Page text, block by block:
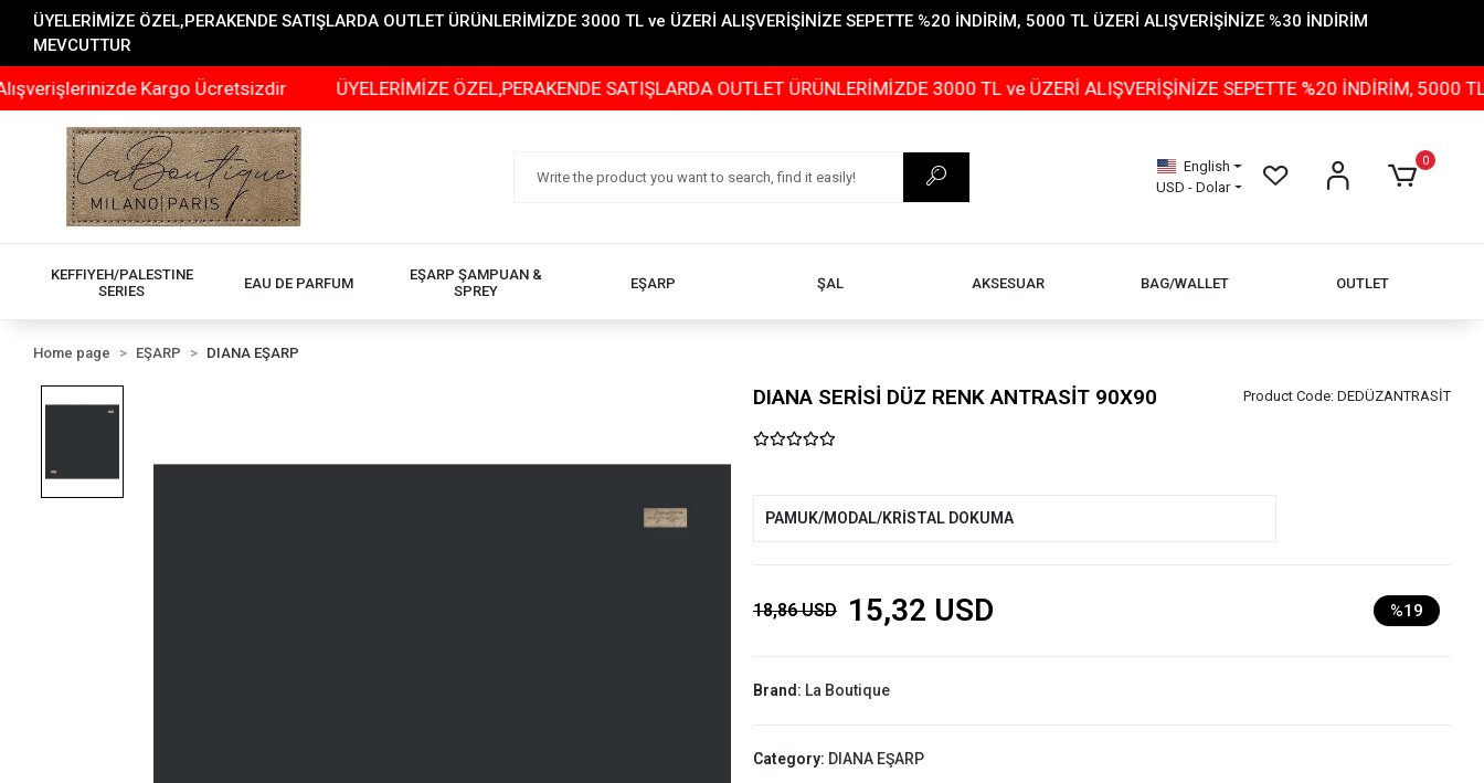
ÜYELERİMİZE ÖZEL,PERAKENDE SATIŞLARDA OUTLET ÜRÜNLERİMİZDE 3000 TL ve ÜZERİ ALIŞVERİŞİNİZE SEPETTE %20 İNDİRİM, 5000 TL ÜZERİ ALIŞVERİŞİNİZE %30 İNDİRİM
MEVCUTTUR
Kargo Ücretsizdir ÜYELERİMİZE ÖZEL,PERAKENDE SATIŞLARDA OUTLET ÜRÜNLERİMİZDE 3000 TL ve ÜZERİ ALIŞVERİŞİNİZE SEPETTE %20 İNDİRİM, 5000 TL
English
USD - Dolar
0
KEFFIYEH/PALESTINE
SERIES
EAU DE PARFUM
EŞARP ŞAMPUAN &
SPREY
EŞARP ŞAL AKSESUAR BAG/WALLET OUTLET
Home page EŞARP DIANA EŞARP
DIANA SERİSİ DÜZ RENK ANTRASİT 90X90 Product Code: DEDÜZANTRASİT
PAMUK/MODAL/KRİSTAL DOKUMA
18,86 USD 15,32 USD %19
Brand: La Boutique
Category: DIANA EŞARP